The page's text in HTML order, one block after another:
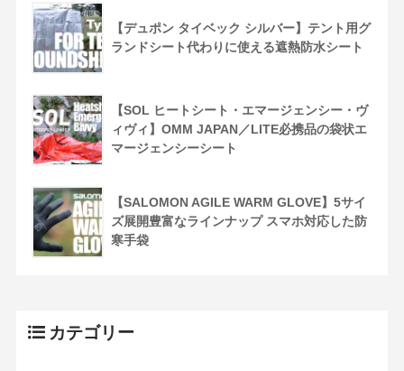
【デュポン タイベック シルバー】テント用グ
ランドシート代わりに使える遮熱防水シート
【SOL ヒートシート・エマージェンシー・ヴ
ィヴィ】OMM JAPAN／LITE必携品の袋状エ
マージェンシーシート
【SALOMON AGILE WARM GLOVE】5サイ
ズ展開豊富なラインナップ スマホ対応した防
寒手袋
カテゴリー